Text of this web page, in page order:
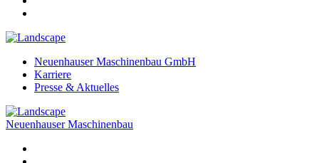
Neuenhauser Maschinenbau GmbH
Karriere
Presse & Aktuelles
Neuenhauser Maschinenbau